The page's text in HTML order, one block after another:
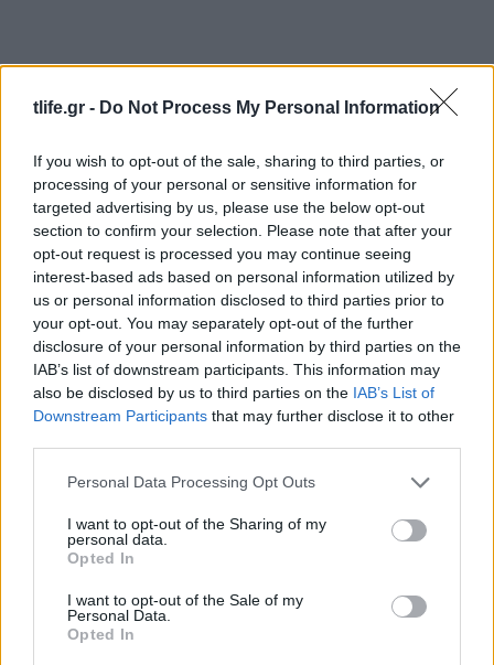
tlife.gr - Do Not Process My Personal Information
If you wish to opt-out of the sale, sharing to third parties, or
processing of your personal or sensitive information for
targeted advertising by us, please use the below opt-out
section to confirm your selection. Please note that after your
opt-out request is processed you may continue seeing
interest-based ads based on personal information utilized by
us or personal information disclosed to third parties prior to
your opt-out. You may separately opt-out of the further
disclosure of your personal information by third parties on the
IAB’s list of downstream participants. This information may
also be disclosed by us to third parties on the IAB’s List of
Downstream Participants that may further disclose it to other
Please note that this website/app uses one or more Google
not limited to your visit or usage behaviour. You may click to
grant or deny consent to Google and its third-party tags to
use your data for below specified purposes in below Google
consent section.
Personal Data Processing Opt Outs
I want to opt-out of the Sharing of my
personal data.
Opted In
I want to opt-out of the Sale of my
Personal Data.
Opted In
Follow us on
facebook
twitter Instagram TikTok
Ακολουθήστε τοtlife.gr στο Google